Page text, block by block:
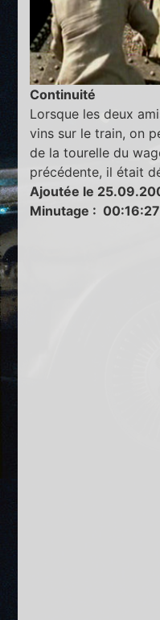
Continuité
Lorsque les deux
vins sur le train, on
de la tourelle du
précédente, il était
Ajoutée le
Minutage : 00:16:27